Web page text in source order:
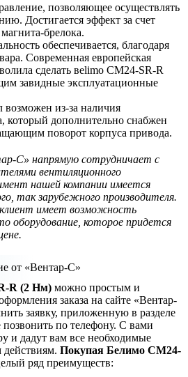
позволяющее осуществлять
Достигается эффект за счет
брелока.
обеспечивается, благодаря
Современная европейская
сделать вelimo CM24-SR-R
завидные эксплуатационные
из-за наличия
который дополнительно снабжен
поворот корпуса привода.
С» напрямую сотрудничает с
вентиляционного
нашей компании имеется
так зарубежного производителя.
имеет возможность
оборудование, которое придется
от «Вентар-С»
R (2 Нм) можно простым и
заказа на сайте «Вентар-
заявку, приложенную в разделе
по телефону. С вами
и дадут вам все необходимые
Покупая Белимо CM24-
ряд преимуществ: